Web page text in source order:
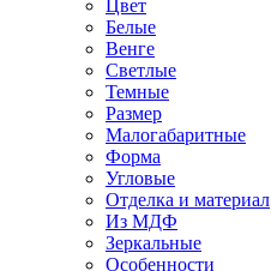
Цвет
Белые
Венге
Светлые
Темные
Размер
Малогабаритные
Форма
Угловые
Отделка и материал
Из МДФ
Зеркальные
Особенности